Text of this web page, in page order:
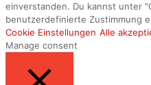
einverstanden. Du kannst unter
benutzerdefinierte Zustimmung
Cookie Einstellungen Alle
Manage consent